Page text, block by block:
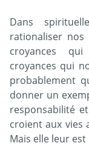
Dans
rationaliser nos
croyances
croyances qui
probablement
donner un
responsabilité
croient aux vies
Mais elle leur est